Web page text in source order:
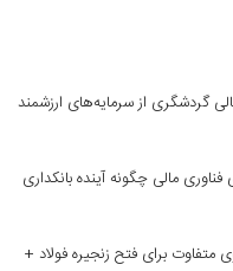
گردشگری از سرمایه‌های ارزشمند
مالی چگونه آینده بانکداری
متفاوت برای فتح زنجیره فولاد +